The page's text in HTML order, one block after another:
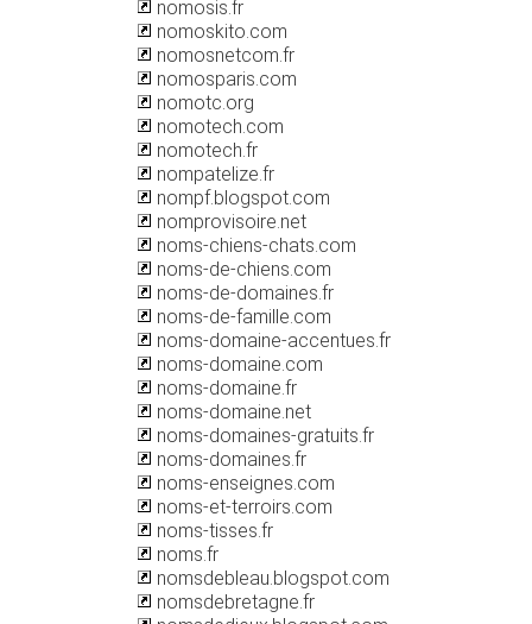
nomosis.fr
nomoskito.com
nomosnetcom.fr
nomosparis.com
nomotc.org
nomotech.com
nomotech.fr
nompatelize.fr
nompf.blogspot.com
nomprovisoire.net
noms-chiens-chats.com
noms-de-chiens.com
noms-de-domaines.fr
noms-de-famille.com
noms-domaine-accentues.fr
noms-domaine.com
noms-domaine.fr
noms-domaine.net
noms-domaines-gratuits.fr
noms-domaines.fr
noms-enseignes.com
noms-et-terroirs.com
noms-tisses.fr
noms.fr
nomsdebleau.blogspot.com
nomsdebretagne.fr